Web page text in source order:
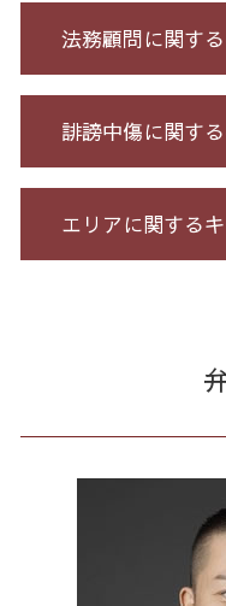
サクラ 詐欺
投資 信託 詐欺
競馬 予想 詐欺
不正請求 とは
出資 詐欺
未公開株 詐欺
投資詐欺 回収
アマゾン 詐
架空請求 とは
高齢者 詐欺
マルチ商法
債務整理 借金
過払い金 遅
個人再生 手
自己破産 期
借金 督促状
個人再生 再
借金 自己破
借金 無料相
破産 流れ
消費者金融
過払い とは
個人再生 デ
法務顧問に関す
戦略法務 とは
セクハラ 相
不当解雇 とは
労務 トラブル
企業法務 とは
残業 問題
企業 法務 部
不当解雇 労基
長 時間 労働
誹謗中傷に関す
誹謗中傷 逮捕
Twitter 誹謗
誹謗中傷 相談
誹謗中傷 削除
誹謗中傷 特定
誹謗中傷 SNS
誹謗中傷 ど
発信者情報
エリアに関する
破産 問題 港
出会い系 詐
誹謗中傷 中央
振り込め詐欺
リーガルチェ
過払い金請求
任意整理 23